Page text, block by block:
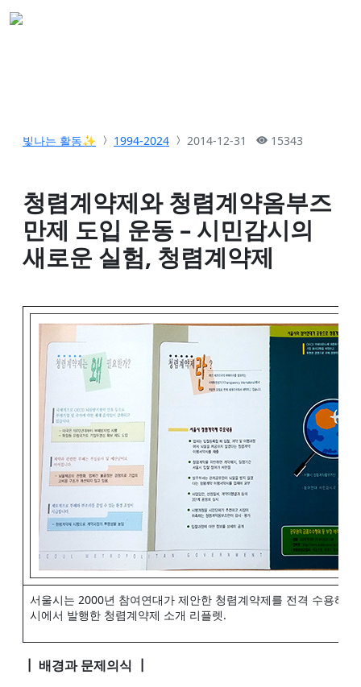
빛나는 활동✨ 1994-2024 2014-12-31 15343
청렴계약제와 청렴계약옴부즈
만제 도입 운동 – 시민감시의
새로운 실험, 청렴계약제
서울시는 2000년 참여연대가 제안한 청렴계약제를 전격 수용해
시에서 발행한 청렴계약제 소개 리플렛.
┃ 배경과 문제의식 ┃